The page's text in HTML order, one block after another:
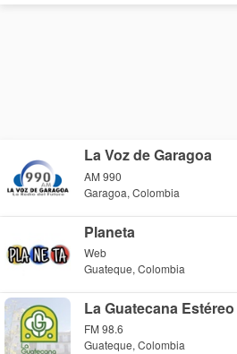
La Voz de Garagoa
AM 990
Garagoa, Colombia
Planeta
Web
Guateque, Colombia
La Guatecana Estéreo
FM 98.6
Guateque, Colombia